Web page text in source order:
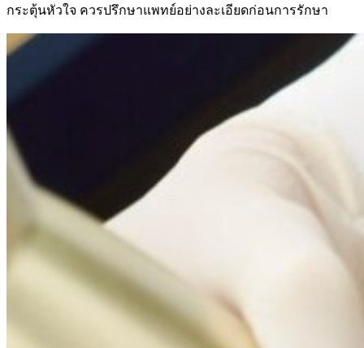
กระตุ้นหัวใจ ควรปรึกษาแพทย์อย่างละเอียดก่อนการรักษา